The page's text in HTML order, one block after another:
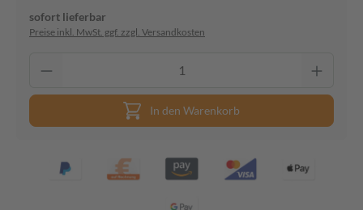
sofort lieferbar
Preise inkl. MwSt. ggf. zzgl. Versandkosten
In den Warenkorb